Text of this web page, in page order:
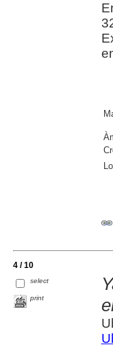
4 / 10
select
print